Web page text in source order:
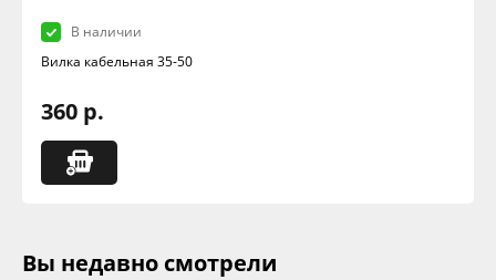
В наличии
Вилка кабельная 35-50
360 р.
Вы недавно смотрели